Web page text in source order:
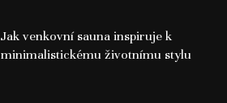
Jak venkovní sauna inspiruje k
minimalistickému životnímu stylu